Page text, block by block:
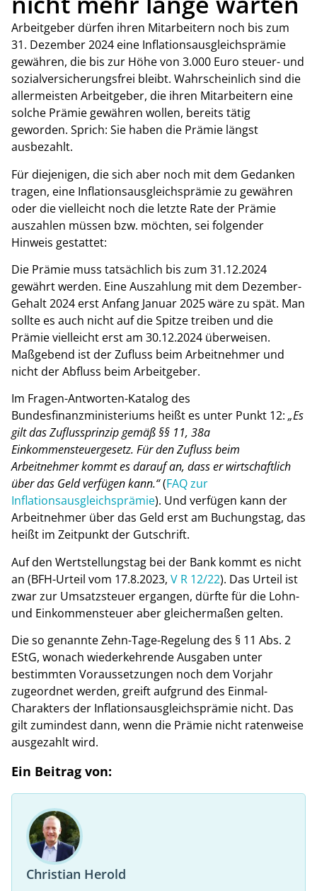
Arbeitgeber dürfen ihren Mitarbeitern noch bis zum
31. Dezember 2024 eine Inflationsausgleichsprämie
gewähren, die bis zur Höhe von 3.000 Euro steuer- und
sozialversicherungsfrei bleibt. Wahrscheinlich sind die
allermeisten Arbeitgeber, die ihren Mitarbeitern eine
solche Prämie gewähren wollen, bereits tätig
geworden. Sprich: Sie haben die Prämie längst
ausbezahlt.
Für diejenigen, die sich aber noch mit dem Gedanken
tragen, eine Inflationsausgleichsprämie zu gewähren
oder die vielleicht noch die letzte Rate der Prämie
auszahlen müssen bzw. möchten, sei folgender
Hinweis gestattet:
Die Prämie muss tatsächlich bis zum 31.12.2024
gewährt werden. Eine Auszahlung mit dem Dezember-
Gehalt 2024 erst Anfang Januar 2025 wäre zu spät. Man
sollte es auch nicht auf die Spitze treiben und die
Prämie vielleicht erst am 30.12.2024 überweisen.
Maßgebend ist der Zufluss beim Arbeitnehmer und
nicht der Abfluss beim Arbeitgeber.
Im Fragen-Antworten-Katalog des
Bundesfinanzministeriums heißt es unter Punkt 12: „Es
gilt das Zuflussprinzip gemäß §§ 11, 38a
Einkommensteuergesetz. Für den Zufluss beim
Arbeitnehmer kommt es darauf an, dass er wirtschaftlich
über das Geld verfügen kann.“(FAQ zur
Inflationsausgleichsprämie). Und verfügen kann der
Arbeitnehmer über das Geld erst am Buchungstag, das
heißt im Zeitpunkt der Gutschrift.
Auf den Wertstellungstag bei der Bank kommt es nicht
an (BFH-Urteil vom 17.8.2023, V R 12/22). Das Urteil ist
zwar zur Umsatzsteuer ergangen, dürfte für die Lohn-
und Einkommensteuer aber gleichermaßen gelten.
Die so genannte Zehn-Tage-Regelung des § 11 Abs. 2
EStG, wonach wiederkehrende Ausgaben unter
bestimmten Voraussetzungen noch dem Vorjahr
zugeordnet werden, greift aufgrund des Einmal-
Charakters der Inflationsausgleichsprämie nicht. Das
gilt zumindest dann, wenn die Prämie nicht ratenweise
ausgezahlt wird.
Ein Beitrag von:
Christian Herold